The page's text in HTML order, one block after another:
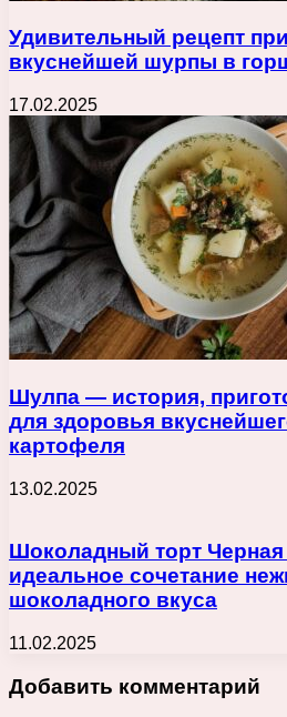
Удивительный рецепт
вкуснейшей шурпы в
17.02.2025
Шулпа — история,
для здоровья
картофеля
13.02.2025
Шоколадный торт
идеальное сочетание
шоколадного вкуса
11.02.2025
Добавить комментарий